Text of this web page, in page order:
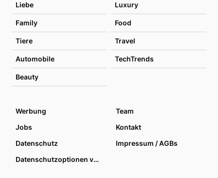
Liebe Luxury
Family Food
Tiere Travel
Automobile TechTrends
Beauty
Werbung
Team
Jobs
Kontakt
Datenschutz
Impressum / AGBs
Datenschutzoptionen verwalten